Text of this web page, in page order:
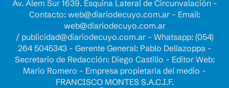
Av. Alem Sur 1639. Esquina Lateral de Circunvalación -
Contacto: web@diariodecuyo.com.ar- Email:
web@diariodecuyo.com.ar
/ publicidad@diariodecuyo.com.ar- Whatsapp: (054)
264 5045343 - Gerente General: Pablo Dellazoppa -
Secretario de Redacción: Diego Castillo - Editor Web:
Mario Romero - Empresa propietaria del medio -
FRANCISCO MONTES S.A.C.I.F.